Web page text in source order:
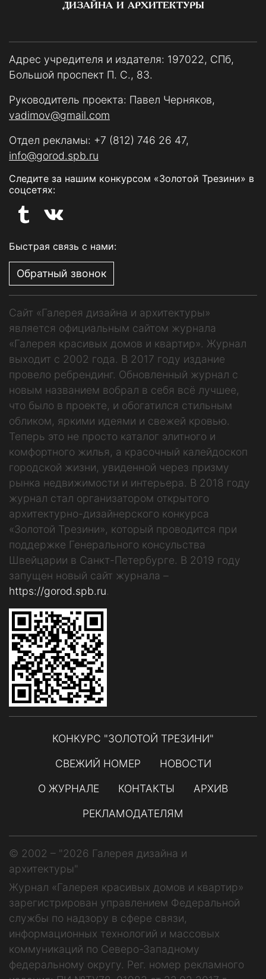
ДИЗАЙНА И АРХИТЕКТУРЫ
Адрес учредителя и издателя: 197022, СПб,
Большой проспект П. С., 83.
Руководитель проекта: Павел Черняков,
vadimov@gmail.com
Отдел рекламы: +7 (812) 746 26 47,
info@gorod.spb.ru
Следите за нашим конкурсом «Золотой Трезини» в
соцсетях:
Быстрая связь с нами:
Обратный звонок
Сайт «Галерея дизайна и архитектуры»
является официальным сайтом журнала
«Галерея красивых домов и квартир». Журнал
выходит с 2002 года. В 2017 году издание
провело ребрендинг. Обновленный журнал с
новым названием вобрал в себя всё лучшее,
что было в проекте, и обогатился стильным
обликом, яркими идеями и свежей кровью.
Теперь это не просто каталог элитного и
комфортного жилья, а красочный калейдоскоп
городской жизни, увиденной через призму
рынка недвижимости и интерьера. В 2018 году
журнал стал организатором открытого
архитектурно-дизайнерского конкурса
«Золотой Трезини», который проводится при
поддержке Генерального консульства
Швейцарии в Санкт-Петербурге. В 2019 году
запущен новый сайт журнала –
https://gorod.spb.ru.
КОНКУРС "ЗОЛОТОЙ ТРЕЗИНИ"
СВЕЖИЙ НОМЕР
НОВОСТИ
О ЖУРНАЛЕ
КОНТАКТЫ
АРХИВ
РЕКЛАМОДАТЕЛЯМ
© 2002 – "2026 Галерея дизайна и
архитектуры"
Журнал «Галерея красивых домов и квартир»
зарегистрирован управлением Федеральной
службы по надзору в сфере связи,
информационных технологий и массовых
коммуникаций по Северо-Западному
федеральному округу. Рег. номер рекламного